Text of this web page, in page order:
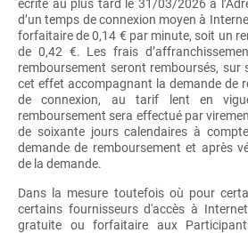
écrite au plus tard le 31/03/2026 à
d’un temps de connexion moyen à
forfaitaire de 0,14 € par minute, soit un
de 0,42 €. Les frais
remboursement seront remboursés, sur
cet effet accompagnant la demande de
de connexion, au tarif lent en
remboursement sera effectué par
de soixante jours calendaires à
demande de remboursement et après
de la demande.
Dans la mesure toutefois où pour
certains fournisseurs d'accès à
gratuite ou forfaitaire aux